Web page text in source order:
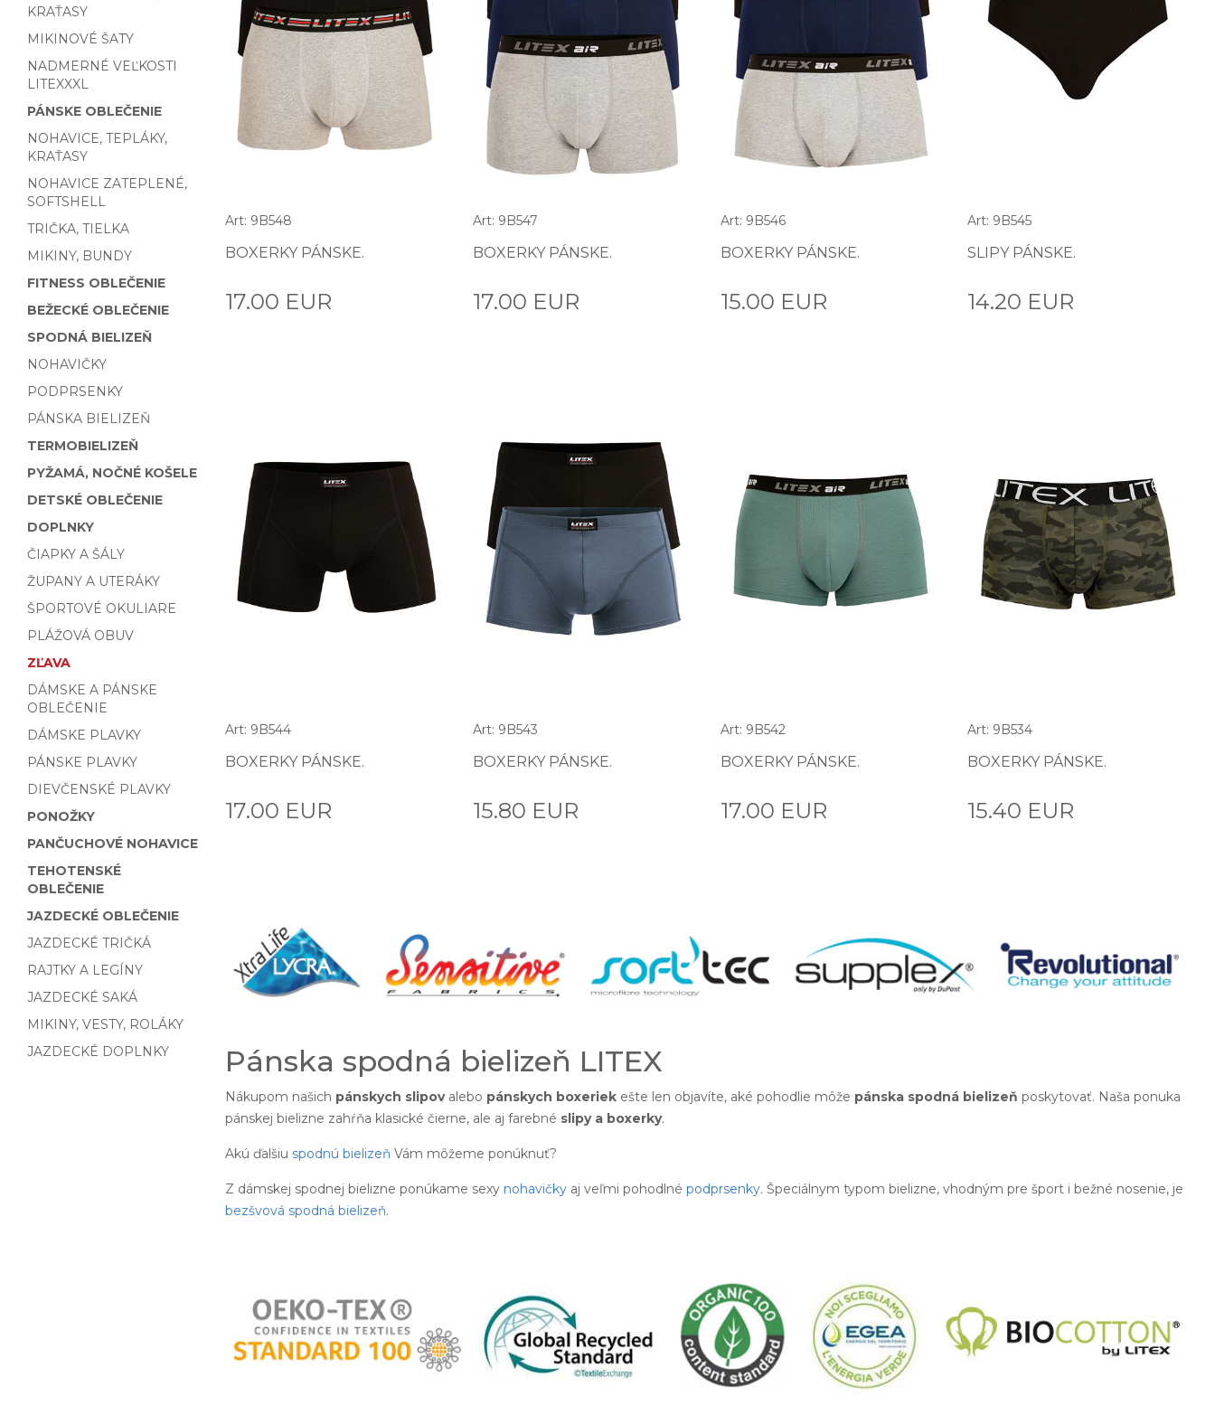
KRAŤASY
MIKINOVÉ ŠATY
NADMERNÉ VEĽKOSTI
LITEXXXL
PÁNSKE OBLEČENIE
NOHAVICE, TEPLÁKY,
KRAŤASY
NOHAVICE ZATEPLENÉ,
SOFTSHELL
TRIČKA, TIELKA
MIKINY, BUNDY
FITNESS OBLEČENIE
BEŽECKÉ OBLEČENIE
SPODNÁ BIELIZEŇ
NOHAVIČKY
PODPRSENKY
PÁNSKA BIELIZEŇ
TERMOBIELIZEŇ
PYŽAMÁ, NOČNÉ KOŠELE
DETSKÉ OBLEČENIE
DOPLNKY
ČIAPKY A ŠÁLY
ŽUPANY A UTERÁKY
ŠPORTOVÉ OKULIARE
PLÁŽOVÁ OBUV
ZĽAVA
DÁMSKE A PÁNSKE
OBLEČENIE
DÁMSKE PLAVKY
PÁNSKE PLAVKY
DIEVČENSKÉ PLAVKY
PONOŽKY
PANČUCHOVÉ NOHAVICE
TEHOTENSKÉ
OBLEČENIE
JAZDECKÉ OBLEČENIE
JAZDECKÉ TRIČKÁ
RAJTKY A LEGÍNY
JAZDECKÉ SAKÁ
MIKINY, VESTY, ROLÁKY
JAZDECKÉ DOPLNKY
Art: 9B548
BOXERKY PÁNSKE.
17.00 EUR
Art: 9B547
BOXERKY PÁNSKE.
17.00 EUR
Art: 9B546
BOXERKY PÁNSKE.
15.00 EUR
Art: 9B545
SLIPY PÁNSKE.
14.20 EUR
Art: 9B544
BOXERKY PÁNSKE.
17.00 EUR
Art: 9B543
BOXERKY PÁNSKE.
15.80 EUR
Art: 9B542
BOXERKY PÁNSKE.
17.00 EUR
Art: 9B534
BOXERKY PÁNSKE.
15.40 EUR
Pánska spodná bielizeň LITEX
Nákupom našich pánskych slipovalebo pánskych boxeriek ešte len objavíte, aké pohodlie môže pánska spodná bielizeň poskytovať. Naša ponuka
pánskej bielizne zahŕňa klasické čierne, ale aj farebné slipy a boxerky.
Akú ďalšiu spodnú bielizeň Vám môžeme ponúknuť?
Z dámskej spodnej bielizne ponúkame sexy nohavičky aj veľmi pohodlné podprsenky. Špeciálnym typom bielizne, vhodným pre šport i bežné nosenie, je
bezšvová spodná bielizeň.